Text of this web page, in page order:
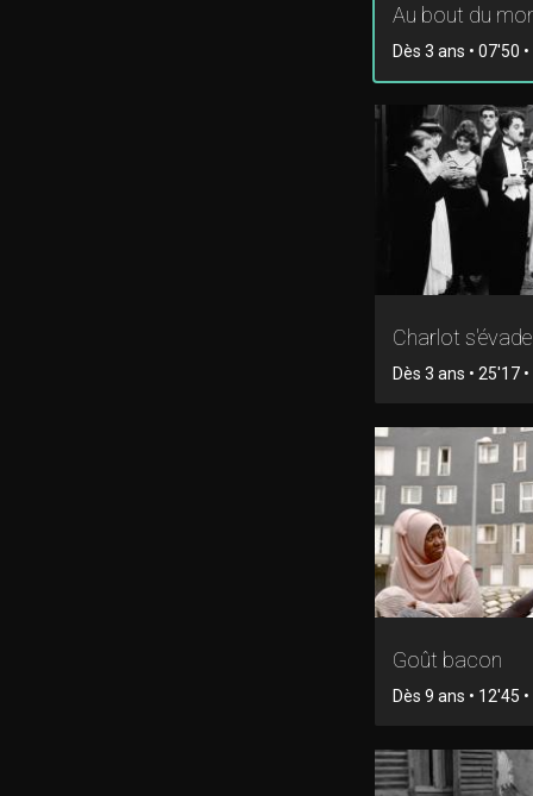
Au bout du
Dès 3 ans • 07'50
Charlot s'évade
Dès 3 ans • 25'17
Goût bacon
Dès 9 ans • 12'45